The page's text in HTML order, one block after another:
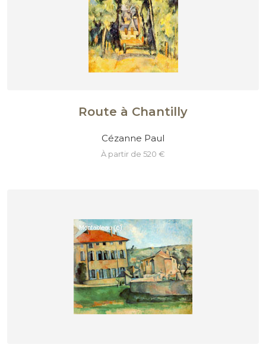
Route à Chantilly
Cézanne Paul
à partir de 520 €